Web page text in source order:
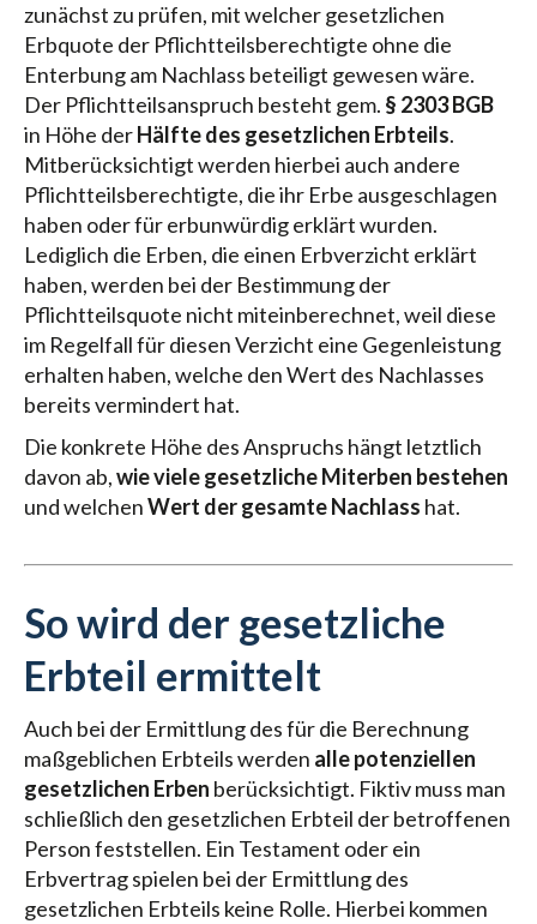
zunächst zu prüfen, mit welcher gesetzlichen
Erbquote der Pflichtteilsberechtigte ohne die
Enterbung am Nachlass beteiligt gewesen wäre.
Der Pflichtteilsanspruch besteht gem. § 2303 BGB
in Höhe derHälfte des gesetzlichen Erbteils.
Mitberücksichtigt werden hierbei auch andere
Pflichtteilsberechtigte, die ihr Erbe ausgeschlagen
haben oder für erbunwürdig erklärt wurden.
Lediglich die Erben, die einen Erbverzicht erklärt
haben, werden bei der Bestimmung der
Pflichtteilsquote nicht miteinberechnet, weil diese
im Regelfall für diesen Verzicht eine Gegenleistung
erhalten haben, welche den Wert des Nachlasses
bereits vermindert hat.
Die konkrete Höhe des Anspruchs hängt letztlich
davon ab,wie viele gesetzliche Miterben bestehen
und welchenWert der gesamte Nachlass hat.
So wird der gesetzliche
Erbteil ermittelt
Auch bei der Ermittlung des für die Berechnung
maßgeblichen Erbteils werden alle potenziellen
gesetzlichen Erben berücksichtigt. Fiktiv muss man
schließlich den gesetzlichen Erbteil der betroffenen
Person feststellen. Ein Testament oder ein
Erbvertrag spielen bei der Ermittlung des
gesetzlichen Erbteils keine Rolle. Hierbei kommen